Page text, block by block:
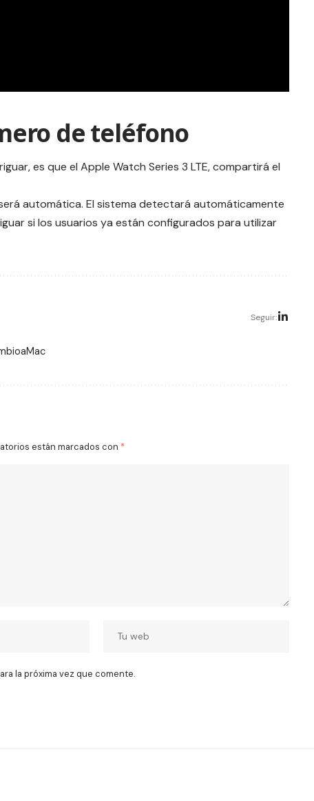
de teléfono
es que el Apple Watch Series 3 LTE, compartirá el
automática. El sistema detectará automáticamente
si los usuarios ya están configurados para utilizar
Seguir:
están marcados con *
la próxima vez que comente.